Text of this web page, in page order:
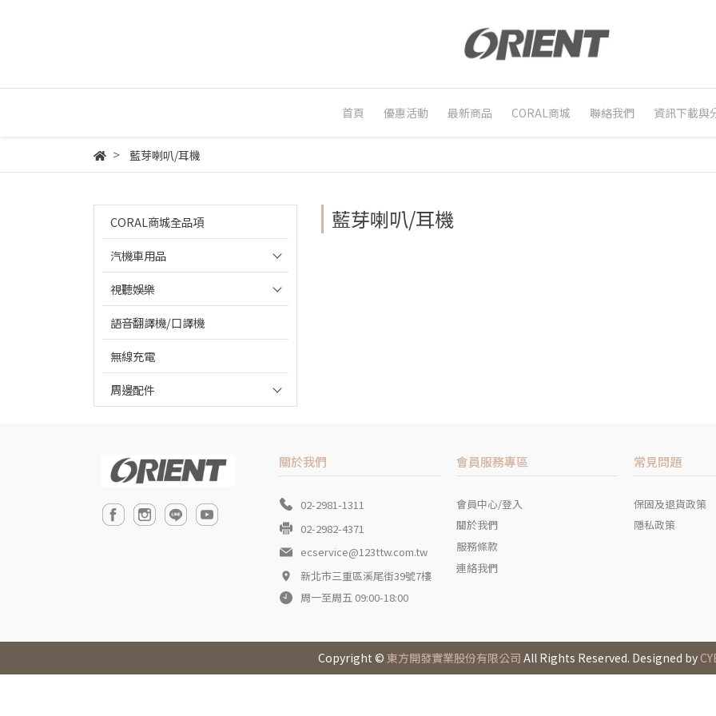
首頁 優惠活動 最新商品 CORAL商城 聯絡我們 資訊下載與
藍芽喇叭/耳機
CORAL商城全品項
汽機車用品
視聽娛樂
語音翻譯機/口譯機
無線充電
周邊配件
藍芽喇叭/耳機
關於我們
02-2981-1311
02-2982-4371
ecservice@123ttw.com.tw
新北市三重區溪尾街39號7樓
周一至周五 09:00-18:00
會員服務專區
會員中心/登入
關於我們
服務條款
連絡我們
常見問題
保固及退貨政策
隱私政策
Copyright © 東方開發實業股份有限公司 All Rights Reserved. Designed by